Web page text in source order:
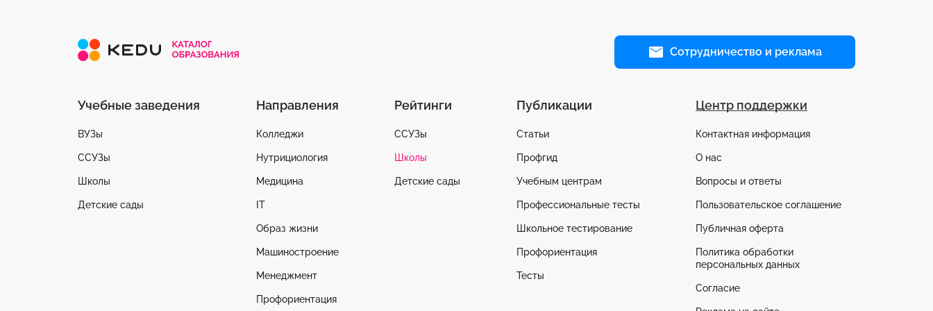
Сотрудничество и реклама
Учебные заведения
ВУЗы
ССУЗы
Школы
Детские сады
Направления
Колледжи
Нутрициология
Медицина
IT
Образ жизни
Машиностроение
Менеджмент
Профориентация
Рейтинги
ССУЗы
Школы
Детские сады
Публикации
Статьи
Профгид
Учебным центрам
Профессиональные тесты
Школьное тестирование
Профориентация
Тесты
Центр поддержки
Контактная информация
О нас
Вопросы и ответы
Пользовательское соглашение
Публичная оферта
Политика обработки
персональных данных
Согласие